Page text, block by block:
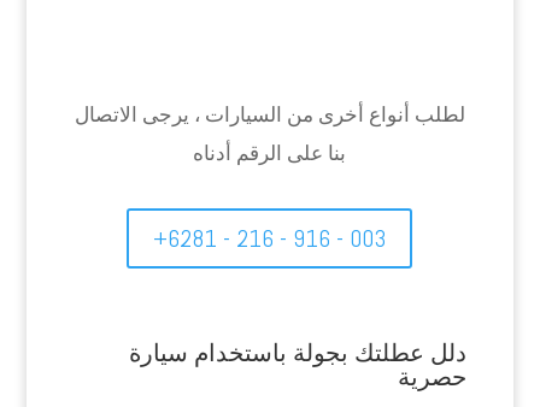
لطلب أنواع أخرى من السيارات ، يرجى الاتصال
بنا على الرقم أدناه
+6281 - 216 - 916 - 003
دلل عطلتك بجولة باستخدام سيارة
حصرية